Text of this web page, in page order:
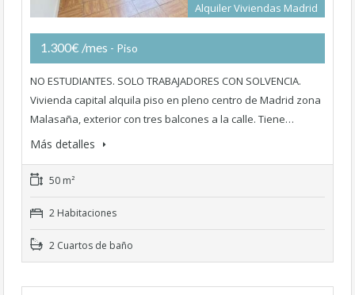
Alquiler Viviendas Madrid
1.300€ /mes - Piso
NO ESTUDIANTES. SOLO TRABAJADORES CON SOLVENCIA.
Vivienda capital alquila piso en pleno centro de Madrid zona
Malasaña, exterior con tres balcones a la calle. Tiene…
Más detalles
50 m²
2 Habitaciones
2 Cuartos de baño